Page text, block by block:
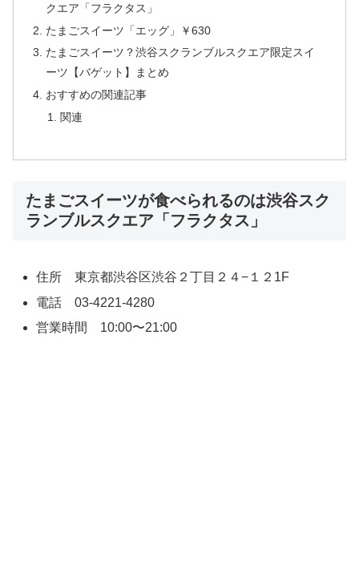
クエア「フラクタス」
たまごスイーツ「エッグ」￥630
たまごスイーツ？渋谷スクランブルスクエア限定スイ
ーツ【バゲット】まとめ
おすすめの関連記事
関連
たまごスイーツが食べられるのは渋谷スク
ランブルスクエア「フラクタス」
住所 東京都渋谷区渋谷２丁目２４−１２1F
電話 03-4221-4280
営業時間 10:00〜21:00